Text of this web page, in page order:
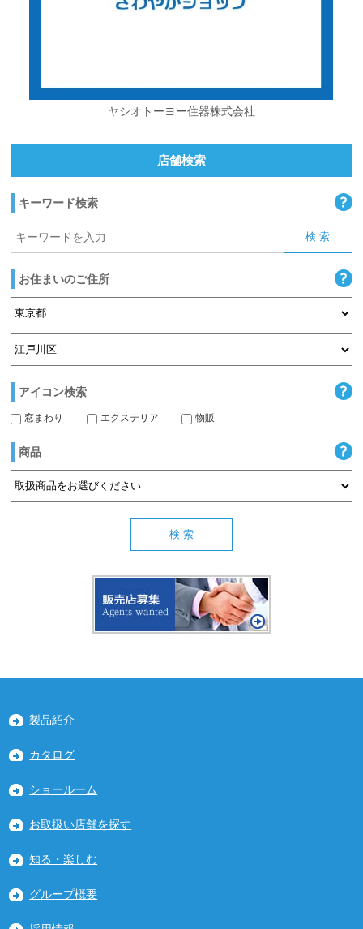
ヤシオトーヨー住器株式会社
店舗検索
キーワード検索
お住まいのご住所
アイコン検索
窓まわり エクステリア 物販
商品
製品紹介
カタログ
ショールーム
お取扱い店舗を探す
知る・楽しむ
グループ概要